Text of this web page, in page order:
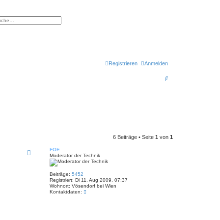
Suche
Anmelden
Registrieren
S
6 Beiträge • Seite 1 von 1
FOE
Moderator der Technik
Beiträge: 5452
Registriert: Di 11. Aug 2009, 07:37
Wohnort: Vösendorf bei Wien
Kontaktdaten:
K